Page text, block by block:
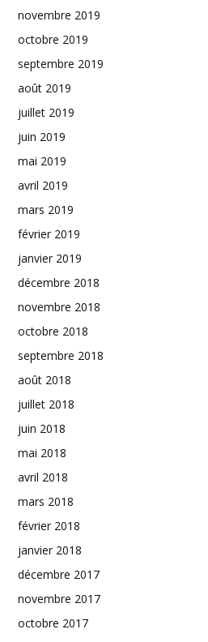
novembre 2019
octobre 2019
septembre 2019
août 2019
juillet 2019
juin 2019
mai 2019
avril 2019
mars 2019
février 2019
janvier 2019
décembre 2018
novembre 2018
octobre 2018
septembre 2018
août 2018
juillet 2018
juin 2018
mai 2018
avril 2018
mars 2018
février 2018
janvier 2018
décembre 2017
novembre 2017
octobre 2017